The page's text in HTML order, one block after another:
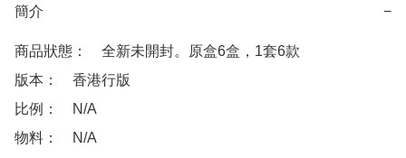
簡介 −
商品狀態：　全新未開封。原盒6盒，1套6款
版本：　香港行版
比例：　N/A
物料：　N/A